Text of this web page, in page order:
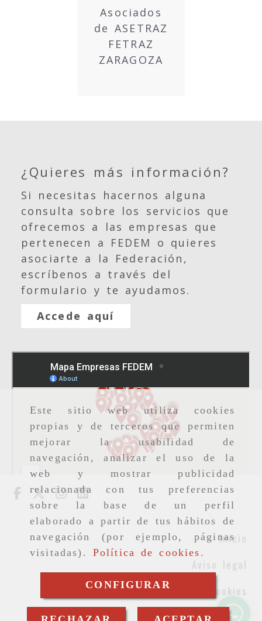
Este sitio web utiliza cookies
propias y de terceros que permiten
mejorar la usabilidad de
navegación, analizar el uso de la
web y mostrar publicidad
relacionada con tus preferencias
sobre la base de un perfil
elaborado a partir de tus hábitos de
navegación (por ejemplo, páginas
visitadas). Política de cookies .
CONFIGURAR
Asociados
de ASETRAZ
FETRAZ
ZARAGOZA
¿Quieres más información?
Si necesitas hacernos alguna
consulta sobre los servicios que
ofrecemos a las empresas que
pertenecen a FEDEM o quieres
asociarte a la Federación,
escríbenos a través del
formulario y te ayudamos.
Accede aquí
Inicio
Aviso legal
Cookies
Privacidad